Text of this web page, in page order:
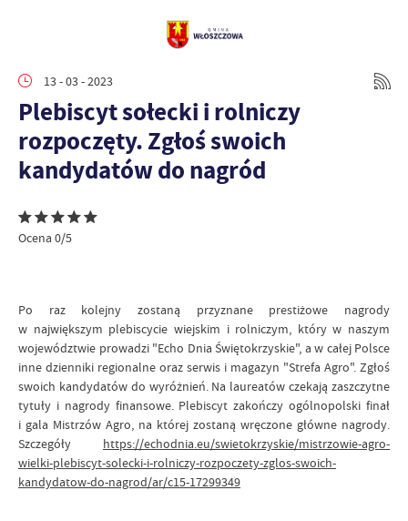
13 - 03 - 2023
Plebiscyt sołecki i rolniczy
rozpoczęty. Zgłoś swoich
kandydatów do nagród
Ocena 0/5
Po raz kolejny zostaną przyznane prestiżowe nagrody
w największym plebiscycie wiejskim i rolniczym, który w naszym
województwie prowadzi "Echo Dnia Świętokrzyskie", a w całej Polsce
inne dzienniki regionalne oraz serwis i magazyn "Strefa Agro". Zgłoś
swoich kandydatów do wyróżnień. Na laureatów czekają zaszczytne
tytuły i nagrody finansowe. Plebiscyt zakończy ogólnopolski finał
i gala Mistrzów Agro, na której zostaną wręczone główne nagrody.
Szczegóły https://echodnia.eu/swietokrzyskie/mistrzowie-agro-
wielki-plebiscyt-solecki-i-rolniczy-rozpoczety-zglos-swoich-
kandydatow-do-nagrod/ar/c15-17299349